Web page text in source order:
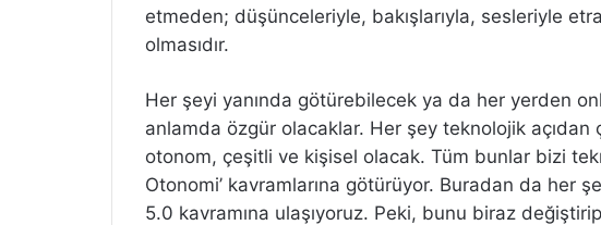
etmeden; düşünceleriyle, bakışlarıyla, sesleriyle
olmasıdır.
Her şeyi yanında götürebilecek ya da her yerden
anlamda özgür olacaklar. Her şey teknolojik açıdan
otonom, çeşitli ve kişisel olacak. Tüm bunlar bizi
Otonomi’ kavramlarına götürüyor. Buradan da her
5.0 kavramına ulaşıyoruz. Peki, bunu biraz